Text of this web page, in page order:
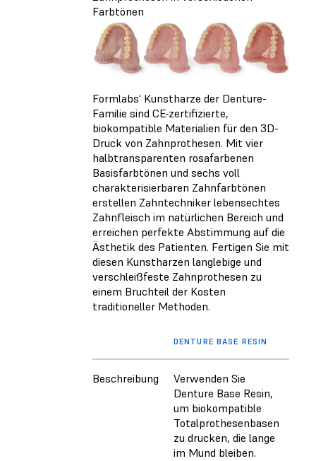
Farbtönen
Formlabs‘ Kunstharze der Denture-
Familie sind CE-zertifizierte,
biokompatible Materialien für den 3D-
Druck von Zahnprothesen. Mit vier
halbtransparenten rosafarbenen
Basisfarbtönen und sechs voll
charakterisierbaren Zahnfarbtönen
erstellen Zahntechniker lebensechtes
Zahnfleisch im natürlichen Bereich und
erreichen perfekte Abstimmung auf die
Ästhetik des Patienten. Fertigen Sie mit
diesen Kunstharzen langlebige und
verschleißfeste Zahnprothesen zu
einem Bruchteil der Kosten
traditioneller Methoden.
DENTURE BASE RESIN
Beschreibung
Verwenden Sie
Denture Base Resin,
um biokompatible
Totalprothesenbasen
zu drucken, die lange
im Mund bleiben.